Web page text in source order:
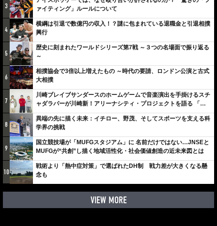
3
ァイティング」ルールについて
4
横綱は引退で数億円の収入！？謎に包まれている退職金と引退相撲
興行
5
歴史に刻まれたワールドシリーズ第7戦 ～３つの名場面で振り返る
～
6
相撲協会で3倍以上増えたもの ～時代の要請、ロンドン公演と古式
大相撲
7
川崎ブレイブサンダースのホームゲームで音楽演出を手掛けるスチ
ャダラパーが川崎新！アリーナシティ・プロジェクトを語る 「楽
しみでしかないでしょ。川崎は、ずっと成長曲線だから」
8
異端の先に描く未来：イチロー、野茂、そしてスポーツを支える科
学界の挑戦
9
国立競技場が「MUFGスタジアム」に 名前だけではない…JNSEと
MUFGが“共創”し描く地域活性化・社会価値創造の近未来図とは
10
戦術より「熱中症対策」で選ばれたDH制 戦力差が大きくなる懸
念も
VIEW MORE